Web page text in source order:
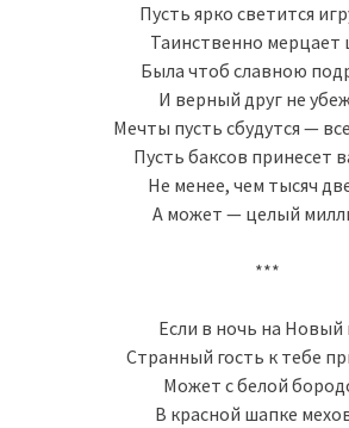
Пусть ярко светится
Таинственно мерцает
Была чтоб славною
И верный друг не
Мечты пусть сбудутся —
Пусть баксов принесет
Не менее, чем тысяч
А может — целый
***
Если в ночь на Новый
Странный гость к тебе
Может с белой
В красной шапке